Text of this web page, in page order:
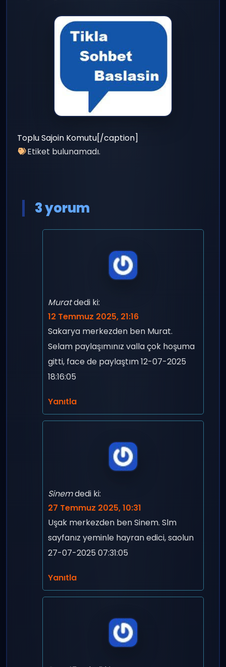
Toplu Sajoin Komutu[/caption]
Etiket bulunamadı.
3 yorum
Muratdedi ki:
12 Temmuz 2025, 21:16
Sakarya merkezden ben Murat.
Selam paylaşımınız valla çok hoşuma
gitti, face de paylaştım 12-07-2025
18:16:05
Yanıtla
Sinemdedi ki:
27 Temmuz 2025, 10:31
Uşak merkezden ben Sinem. Slm
sayfanız yeminle hayran edici, saolun
27-07-2025 07:31:05
Yanıtla